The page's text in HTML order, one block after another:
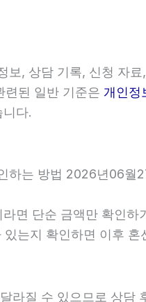
보, 상담 기록, 신청 자
련된 일반 기준은 개인정
다.
하는 방법 2026년06월
면 단순 금액만 확인
는지 확인하면 이후
라질 수 있으므로 상